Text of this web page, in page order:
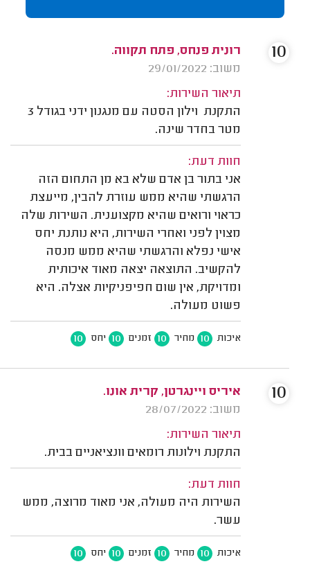
רונית פנחס, פתח תקווה.
משוב: 29/01/2022
תיאור השירות:
התקנת וילון הסטה עם מנגנון ידני בגודל 3
מטר בחדר שינה.
חוות דעת:
אני בתור בן אדם שלא בא מן התחום הזה
הרגשתי שהיא ממש עוזרת להבין, מייעצת
כראוי ורואים שהיא מקצוענית. השירות שלה
מצוין לפני ואחרי השירות, היא נותנת יחס
אישי נפלא והרגשתי שהיא ממש מנסה
להקשיב. התוצאה יצאה מאוד איכותית
ומדויקת, אין שום חפיפניקיות אצלה. היא
פשוט מעולה.
איכות 10 מחיר 10 זמנים 10 יחס 10
10
איריס ויינגרטן, קרית אונו.
משוב: 28/07/2022
תיאור השירות:
התקנת וילונות רומאים וונציאניים בבית.
חוות דעת:
השירות היה מעולה, אני מאוד מרוצה, ממש
עשר.
איכות 10 מחיר 10 זמנים 10 יחס 10
10